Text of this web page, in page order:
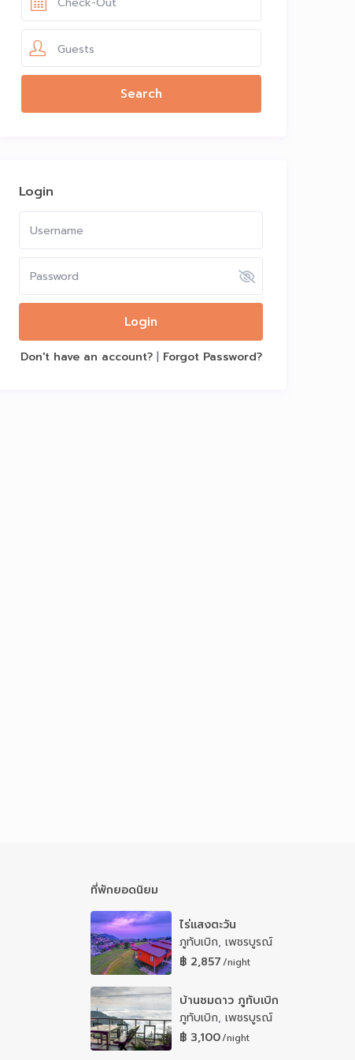
Guests
Login
Login
Don't have an account?| Forgot Password?
ที่พักยอดนิยม
ไร่แสงตะวัน
ภูทับเบิก,เพชรบูรณ์
฿ 2,857/night
บ้านชมดาว ภูทับเบิก
ภูทับเบิก,เพชรบูรณ์
฿ 3,100/night